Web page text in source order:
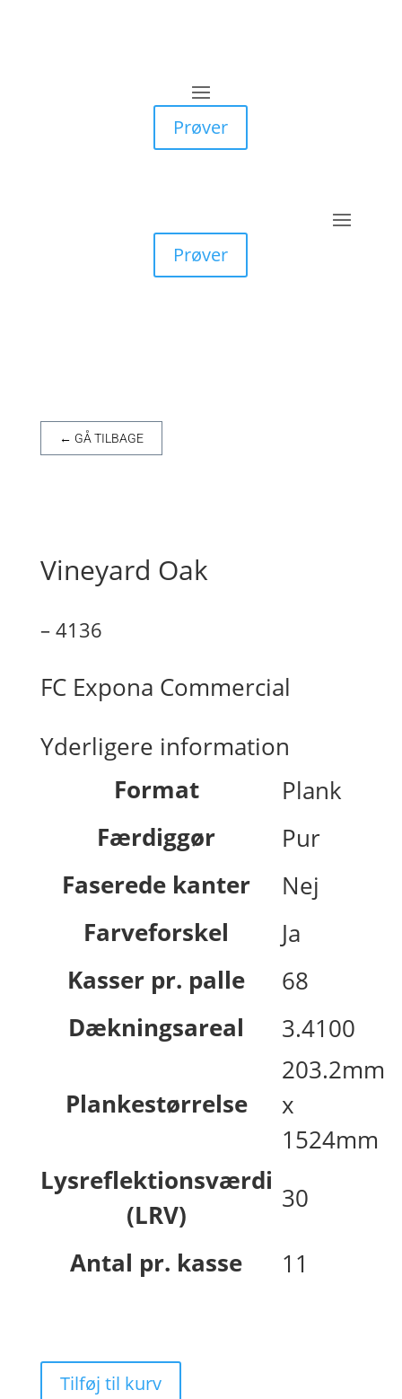
Prøver
Prøver
← GÅ TILBAGE
Vineyard Oak
– 4136
FC Expona Commercial
Yderligere information
Format
Plank
Færdiggør
Pur
Faserede kanter
Nej
Farveforskel
Ja
Kasser pr. palle
68
Dækningsareal
3.4100
Plankestørrelse
203.2mm
x
1524mm
Lysreflektionsværdi
(LRV)
30
Antal pr. kasse
11
Tilføj til kurv